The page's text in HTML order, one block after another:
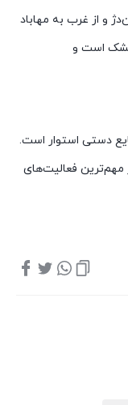
و از غرب به مهاباد
است و
دستی استوار است.
مهم‌ترین فعالیت‌های